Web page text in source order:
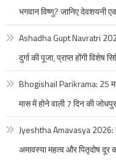
भगवान विष्णु? जानिए देवशयनी
Ashadha Gupt Navratri
दुर्गा की पूजा, प्राप्त होंगी विशेष
Bhogishail Parikrama: 25
मास में होने वाली 7 दिन की
Jyeshtha Amavasya 2026:
अमावस्या महत्व और पितृदोष दूर